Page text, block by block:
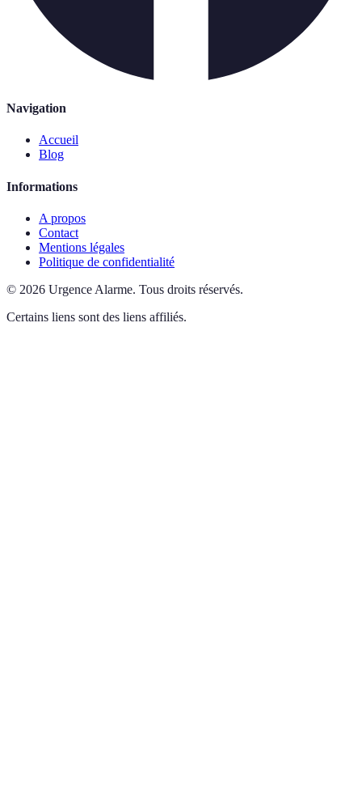
Navigation
Accueil
Blog
Informations
A propos
Contact
Mentions légales
Politique de confidentialité
© 2026 Urgence Alarme. Tous droits réservés.
Certains liens sont des liens affiliés.